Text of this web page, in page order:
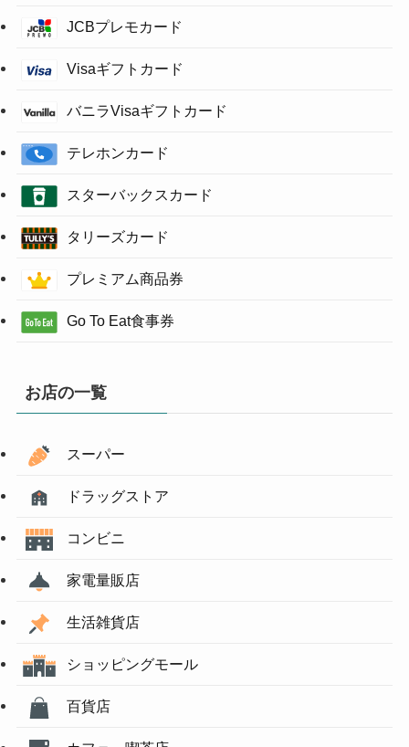
JCBプレモカード
Visaギフトカード
バニラVisaギフトカード
テレホンカード
スターバックスカード
タリーズカード
プレミアム商品券
Go To Eat食事券
お店の一覧
スーパー
ドラッグストア
コンビニ
家電量販店
生活雑貨店
ショッピングモール
百貨店